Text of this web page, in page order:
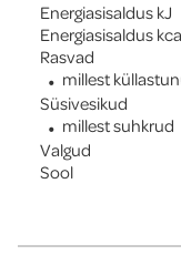
Energiasisaldus kJ
Energiasisaldus
Rasvad
millest
Süsivesikud
millest suhkrud
Valgud
Sool